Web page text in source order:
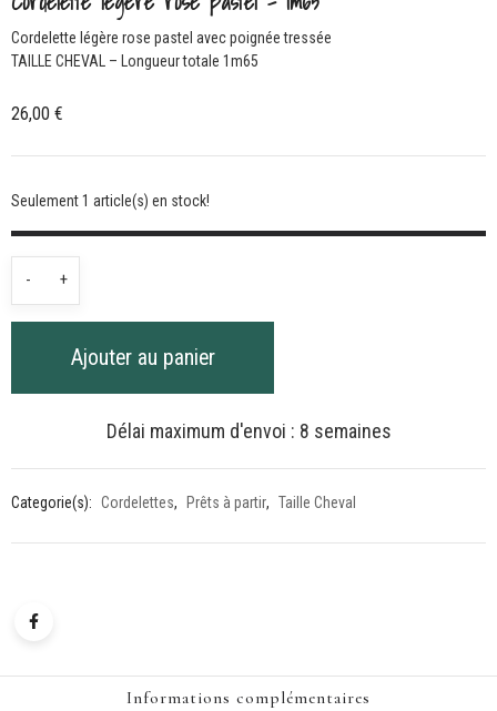
Cordelette légère rose pastel avec poignée tressée
TAILLE CHEVAL – Longueur totale 1m65
26,00 €
Seulement 1 article(s) en stock!
-
quantité
de
légère
rose
+
Ajouter au panier
Délai maximum d'envoi : 8 semaines
Categorie(s): Cordelettes, Prêts à partir, Taille Cheval
Informations complémentaires